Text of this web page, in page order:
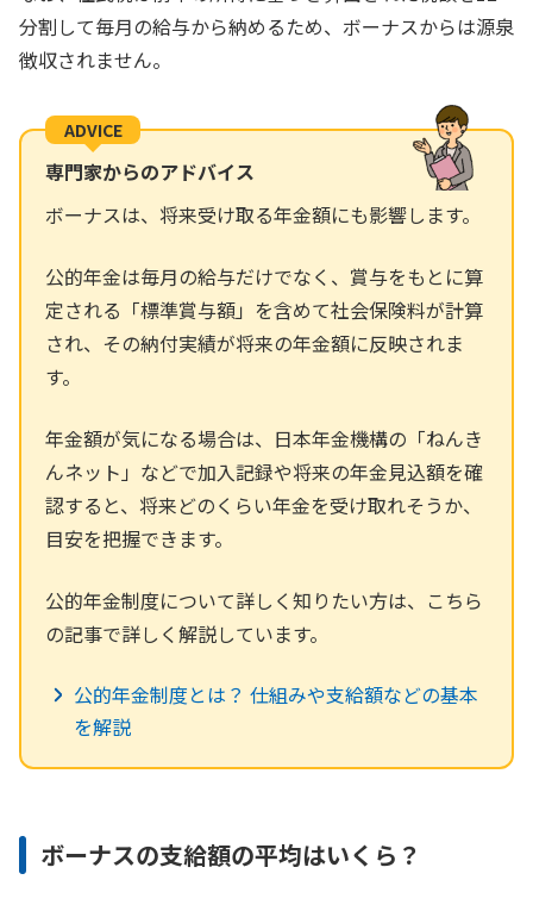
分割して毎月の給与から納めるため、ボーナスからは源泉
徴収されません。
ADVICE
専門家からのアドバイス
ボーナスは、将来受け取る年金額にも影響します。
公的年金は毎月の給与だけでなく、賞与をもとに算
定される「標準賞与額」を含めて社会保険料が計算
され、その納付実績が将来の年金額に反映されま
す。
年金額が気になる場合は、日本年金機構の「ねんき
んネット」などで加入記録や将来の年金見込額を確
認すると、将来どのくらい年金を受け取れそうか、
目安を把握できます。
公的年金制度について詳しく知りたい方は、こちら
の記事で詳しく解説しています。
公的年金制度とは？ 仕組みや支給額などの基本
を解説
ボーナスの支給額の平均はいくら？